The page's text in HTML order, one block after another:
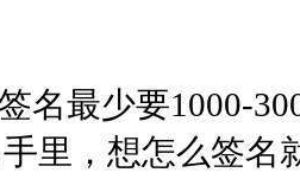
名最少要1000-
里，想怎么签名